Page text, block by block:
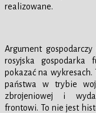
realizowane.
Argument
rosyjska gospodarka
pokazać na
państwa w trybie
zbrojeniowej i
frontowi. To nie jest